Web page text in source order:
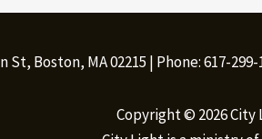
St, Boston, MA 02215 | Phone: 617-
Copyright © 2026 City